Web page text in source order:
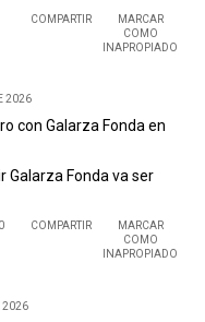
COMPARTIR
MARCAR
COMO
INAPROPIADO
2026
con Galarza Fonda en
Galarza Fonda va ser
0 COMPARTIR
MARCAR
COMO
INAPROPIADO
2026